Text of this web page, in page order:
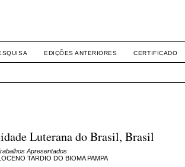
EDIÇÕES ANTERIORES CERTIFICADO
Luterana do Brasil, Brasil
Apresentados
TARDIO DO BIOMA PAMPA